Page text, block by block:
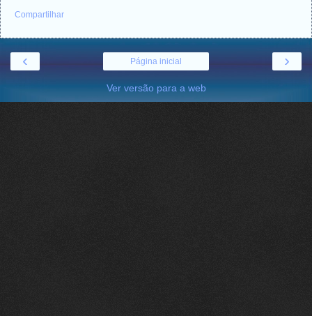
Compartilhar
‹ ›
Página inicial
Ver versão para a web